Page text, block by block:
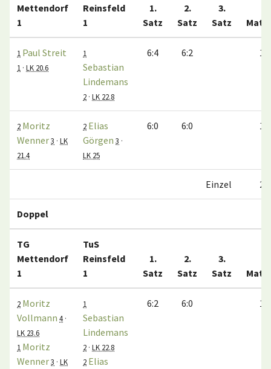
Mettendorf
1
Reinsfeld
1
1.
Satz
2.
Satz
3.
Satz
1 Paul Streit
1 · LK 20.6
1
Sebastian
Lindemans
2 · LK 22.8
6:4 6:2 1:0
2 Moritz
Wenner3 · LK
21.4
2 Elias
Görgen 3 ·
LK 25
6:0 6:0 1:0
Einzel 2:0
Doppel
TG
Mettendorf
1
TuS
Reinsfeld
1
1.
Satz
2.
Satz
3.
Satz
2 Moritz
Vollmann 4 ·
LK 23.6
1 Moritz
Wenner3 · LK
1
Sebastian
Lindemans
2 · LK 22.8
2 Elias
6:2 6:0 1:0